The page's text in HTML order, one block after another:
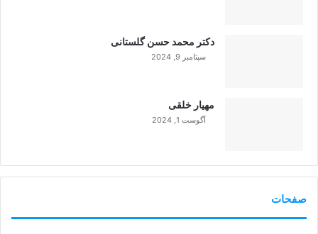
دکتر محمد حسن گلستانی
سپتامبر 9, 2024
مهیار خلقی
آگوست 1, 2024
صفحات